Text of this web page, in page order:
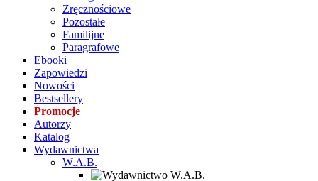
Zręcznościowe
Pozostałe
Familijne
Paragrafowe
Ebooki
Zapowiedzi
Nowości
Bestsellery
Promocje
Autorzy
Katalog
Wydawnictwa
W.A.B.